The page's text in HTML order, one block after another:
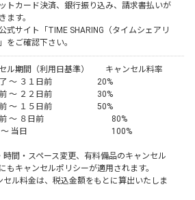
トカード決済、銀行振り込み、請求書払いが
ます。
式サイト「TIME SHARING（タイムシェアリ
をご確認下さい。
間（利用日基準）	キャンセル料率
１日前	　　　　　20%
２日前	　　　　　30%
５日前	　　　　　50%
前	　 　　　　　  80%
　　　　　 100%
時間・スペース変更、有料備品のキャンセル
もキャンセルポリシーが適用されます。
セル料金は、税込金額をもとに算出いたしま